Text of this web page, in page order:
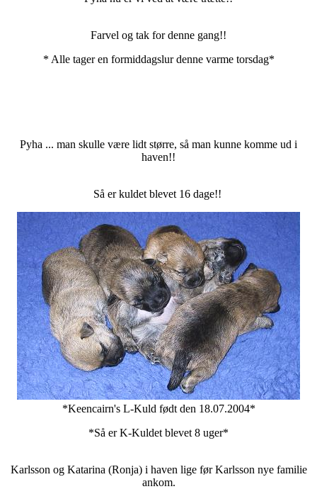
Farvel og tak for denne gang!!
* Alle tager en formiddagslur denne varme torsdag*
Pyha ... man skulle være lidt større, så man kunne komme ud i
haven!!
Så er kuldet blevet 16 dage!!
*Keencairn's L-Kuld født den 18.07.2004*
*Så er K-Kuldet blevet 8 uger*
Karlsson og Katarina (Ronja) i haven lige før Karlsson nye familie
ankom.